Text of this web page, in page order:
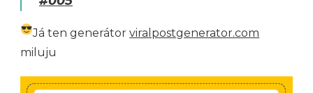
Já ten generátorviralpostgenerator.com
miluju